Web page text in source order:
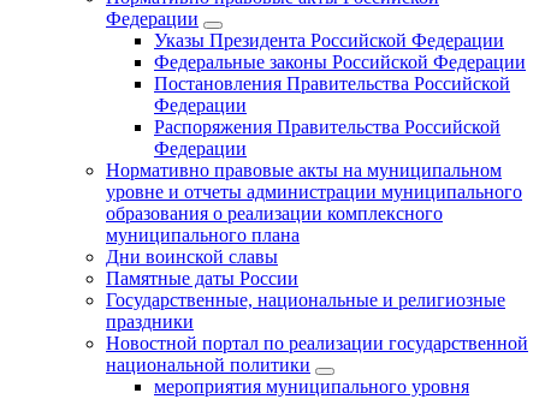
Федерации
Указы Президента Российской Федерации
Федеральные законы Российской Федерации
Постановления Правительства Российской
Федерации
Распоряжения Правительства Российской
Федерации
Нормативно правовые акты на муниципальном
уровне и отчеты администрации муниципального
образования о реализации комплексного
муниципального плана
Дни воинской славы
Памятные даты России
Государственные, национальные и религиозные
праздники
Новостной портал по реализации государственной
национальной политики
мероприятия муниципального уровня